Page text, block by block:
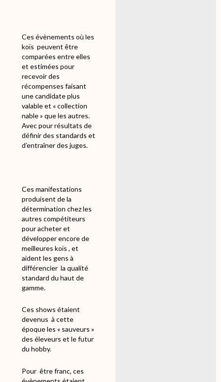
Ces évènements où les
koïs peuvent être
comparées entre elles
et estimées pour
recevoir des
récompenses faisant
une candidate plus
valable et « collection
nable » que les autres.
Avec pour résultats de
définir des standards et
d’entraîner des juges.
Ces manifestations
produisent de la
détermination chez les
autres compétiteurs
pour acheter et
développer encore de
meilleures koïs , et
aident les gens à
différencier la qualité
standard du haut de
gamme.
Ces shows étaient
devenus à cette
époqueles « sauveurs »
des éleveurs et le futur
du hobby.
Pour être franc, ces